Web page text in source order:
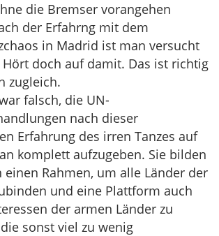
die Bremser vorangehen
der Erfahrng mit dem
in Madrid ist man versucht
Hört doch auf damit. Das ist richtig
zugleich.
falsch, die UN-
nach dieser
Erfahrung des irren Tanzes auf
komplett aufzugeben. Sie bilden
Rahmen, um alle Länder der
und eine Plattform auch
der armen Länder zu
sonst viel zu wenig